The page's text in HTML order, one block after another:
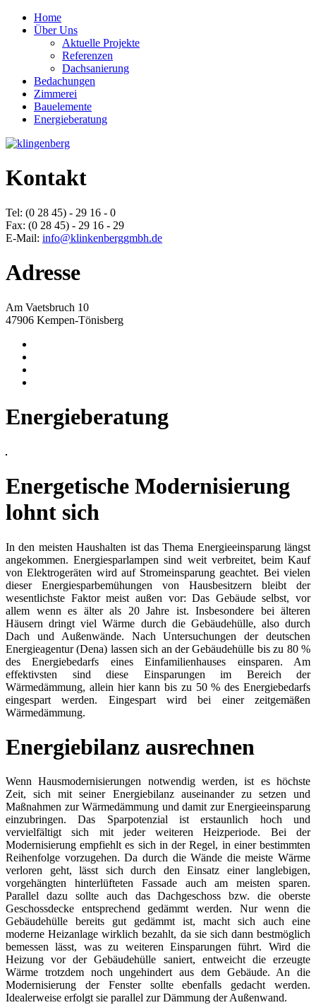
Home
Über Uns
Aktuelle Projekte
Referenzen
Dachsanierung
Bedachungen
Zimmerei
Bauelemente
Energieberatung
Kontakt
Tel: (0 28 45) - 29 16 - 0
Fax: (0 28 45) - 29 16 - 29
E-Mail: info@klinkenberggmbh.de
Adresse
Am Vaetsbruch 10
47906 Kempen-Tönisberg
Energieberatung
Energetische Modernisierung
lohnt sich
In den meisten Haushalten ist das Thema Energieeinsparung längst
angekommen. Energiesparlampen sind weit verbreitet, beim Kauf
von Elektrogeräten wird auf Stromeinsparung geachtet. Bei vielen
dieser Energiesparbemühungen von Hausbesitzern bleibt der
wesentlichste Faktor meist außen vor: Das Gebäude selbst, vor
allem wenn es älter als 20 Jahre ist. Insbesondere bei älteren
Häusern dringt viel Wärme durch die Gebäudehülle, also durch
Dach und Außenwände. Nach Untersuchungen der deutschen
Energieagentur (Dena) lassen sich an der Gebäudehülle bis zu 80 %
des Energiebedarfs eines Einfamilienhauses einsparen. Am
effektivsten sind diese Einsparungen im Bereich der
Wärmedämmung, allein hier kann bis zu 50 % des Energiebedarfs
eingespart werden. Eingespart wird bei einer zeitgemäßen
Wärmedämmung.
Energiebilanz ausrechnen
Wenn Hausmodernisierungen notwendig werden, ist es höchste
Zeit, sich mit seiner Energiebilanz auseinander zu setzen und
Maßnahmen zur Wärmedämmung und damit zur Energieeinsparung
einzubringen. Das Sparpotenzial ist erstaunlich hoch und
vervielfältigt sich mit jeder weiteren Heizperiode. Bei der
Modernisierung empfiehlt es sich in der Regel, in einer bestimmten
Reihenfolge vorzugehen. Da durch die Wände die meiste Wärme
verloren geht, lässt sich durch den Einsatz einer langlebigen,
vorgehängten hinterlüfteten Fassade auch am meisten sparen.
Parallel dazu sollte auch das Dachgeschoss bzw. die oberste
Geschossdecke entsprechend gedämmt werden. Nur wenn die
Gebäudehülle bereits gut gedämmt ist, macht sich auch eine
moderne Heizanlage wirklich bezahlt, da sie sich dann bestmöglich
bemessen lässt, was zu weiteren Einsparungen führt. Wird die
Heizung vor der Gebäudehülle saniert, entweicht die erzeugte
Wärme trotzdem noch ungehindert aus dem Gebäude. An die
Modernisierung der Fenster sollte ebenfalls gedacht werden.
Idealerweise erfolgt sie parallel zur Dämmung der Außenwand.